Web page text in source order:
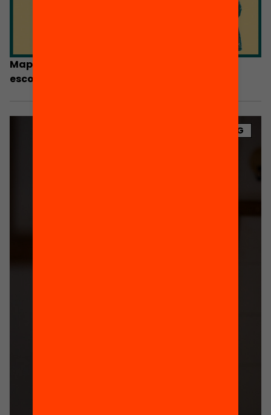
Mapa interactiu: l’evolució de la segregació
escolar, municipi a municipi
BLOG